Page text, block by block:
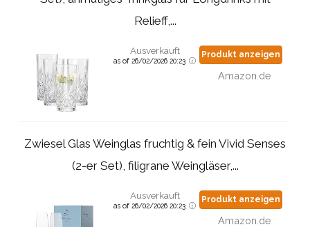
Relieff,...
Ausverkauft
as of 26/02/2026 20:23
Produkt anzeigen
Amazon.de
Zwiesel Glas Weinglas fruchtig & fein Vivid Senses
(2-er Set), filigrane Weingläser,...
Ausverkauft
as of 26/02/2026 20:23
Produkt anzeigen
Amazon.de